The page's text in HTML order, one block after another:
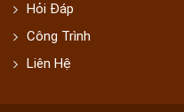
Hỏi Đáp
Công Trình
Liên Hệ